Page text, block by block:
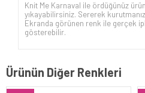
Knit Me Karnaval ile ördüğünüz
yıkayabilirsiniz. Sererek
Ekranda görünen renk ile gerçek
gösterebilir.
Ürünün Diğer Renkleri